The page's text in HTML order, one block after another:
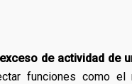
exceso de actividad de
funciones como